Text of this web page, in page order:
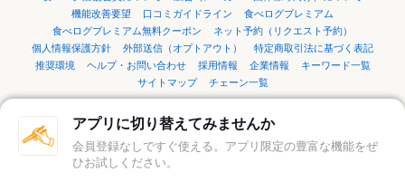
アプリに切り替えてみませんか
会員登録なしですぐ使える。アプリ限定の豊富な機能をぜ
ひお試しください。
機能改善要望
口コミガイドライン
食べログプレミアム
食べログプレミアム無料クーポン
ネット予約（リクエスト予約）
個人情報保護方針
外部送信（オプトアウト）
特定商取引法に基づく表記
推奨環境
ヘルプ・お問い合わせ 採用情報 企業情報
キーワード一覧
サイトマップ
チェーン一覧
言語： English 简体中文 繁體中文 한국어